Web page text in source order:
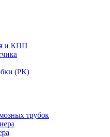
и КПП
(РК)
трубок